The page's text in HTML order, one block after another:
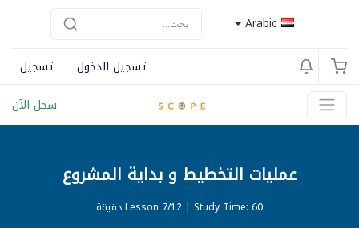
Arabic
تسجيل الدخول
تسجيل
سجل الآن
عمليات التخطيط و بداية المشروع
Lesson 7/12 | Study Time: 60 دقيقة